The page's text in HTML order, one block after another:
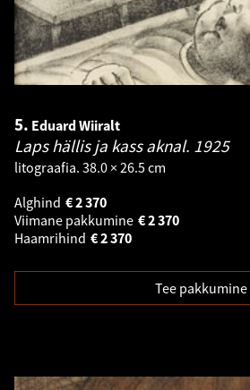
5. Eduard Wiiralt
Laps hällis ja kass aknal. 1925
litograafia. 38.0 × 26.5 cm
Alghind
2 370
€
Viimane pakkumine
2 370
€
Haamrihind
2 370
€
Tee pakkumine